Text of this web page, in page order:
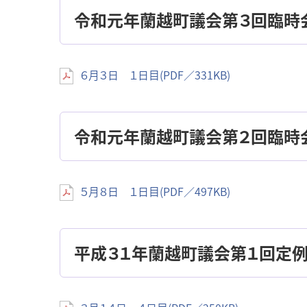
令和元年蘭越町議会第３回臨時
６月３日 １日目(PDF／331KB)
令和元年蘭越町議会第２回臨時
５月８日 １日目(PDF／497KB)
平成３１年蘭越町議会第１回定